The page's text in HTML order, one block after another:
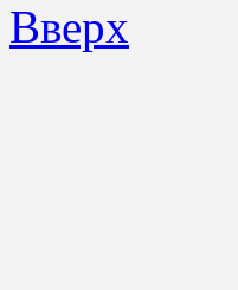
Вверх